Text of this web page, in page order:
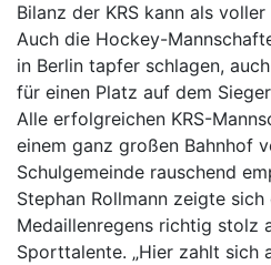
Bilanz der KRS kann als
Auch die Hockey-
in Berlin tapfer schlagen,
für einen Platz auf dem
Alle erfolgreichen KRS-
einem ganz großen Bahnhof
Schulgemeinde rauschend
Stephan Rollmann zeigte
Medaillenregens richtig stolz
Sporttalente. „Hier zahlt sich